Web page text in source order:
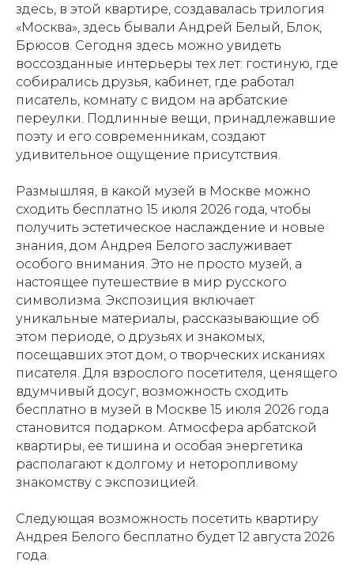
здесь, в этой квартире, создавалась трилогия
«Москва», здесь бывали Андрей Белый, Блок,
Брюсов. Сегодня здесь можно увидеть
воссозданные интерьеры тех лет: гостиную, где
собирались друзья, кабинет, где работал
писатель, комнату с видом на арбатские
переулки. Подлинные вещи, принадлежавшие
поэту и его современникам, создают
удивительное ощущение присутствия.
Размышляя, в какой музей в Москве можно
сходить бесплатно 15 июля 2026 года, чтобы
получить эстетическое наслаждение и новые
знания, дом Андрея Белого заслуживает
особого внимания. Это не просто музей, а
настоящее путешествие в мир русского
символизма. Экспозиция включает
уникальные материалы, рассказывающие об
этом периоде, о друзьях и знакомых,
посещавших этот дом, о творческих исканиях
писателя. Для взрослого посетителя, ценящего
вдумчивый досуг, возможность сходить
бесплатно в музей в Москве 15 июля 2026 года
становится подарком. Атмосфера арбатской
квартиры, ее тишина и особая энергетика
располагают к долгому и неторопливому
знакомству с экспозицией.
Следующая возможность посетить квартиру
Андрея Белого бесплатно будет 12 августа 2026
года.